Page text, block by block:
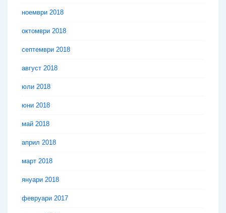
ноември 2018
октомври 2018
септември 2018
август 2018
юли 2018
юни 2018
май 2018
април 2018
март 2018
януари 2018
февруари 2017